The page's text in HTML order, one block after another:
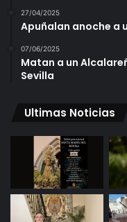
27/04/2025
Apuñalan anoche a
07/06/2025
Matan a un
Sevilla
Ultimas Noticias